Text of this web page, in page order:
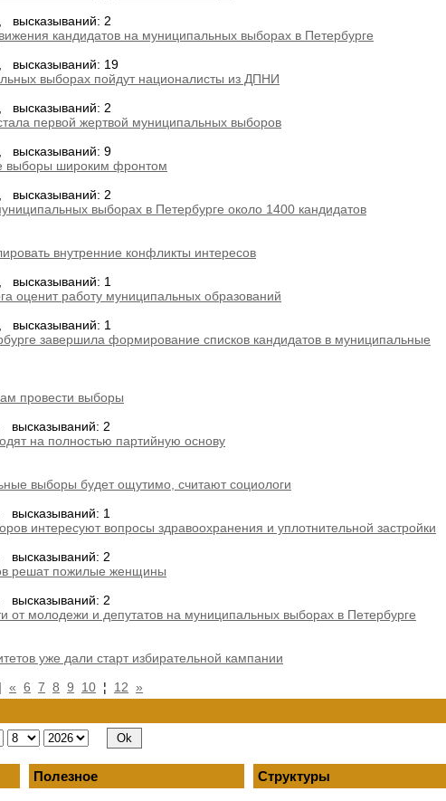
, высказываний: 2
кандидатов на муниципальных выборах в Петербурге
, высказываний: 19
выборах пойдут националисты из ДПНИ
, высказываний: 2
первой жертвой муниципальных выборов
, высказываний: 9
выборы широким фронтом
, высказываний: 2
выборах в Петербурге около 1400 кандидатов
внутренние конфликты интересов
, высказываний: 1
оценит работу муниципальных образований
, высказываний: 1
завершила формирование списков кандидатов в муниципальные
провести выборы
, высказываний: 2
на полностью партийную основу
выборы будет ощутимо, считают социологи
, высказываний: 1
интересуют вопросы здравоохранения и уплотнительной застройки
, высказываний: 2
решат пожилые женщины
, высказываний: 2
от молодежи и депутатов на муниципальных выборах в Петербурге
уже дали старт избирательной кампании
« 6 7 8 9 10 ¦ 12 »
Полезное Структуры